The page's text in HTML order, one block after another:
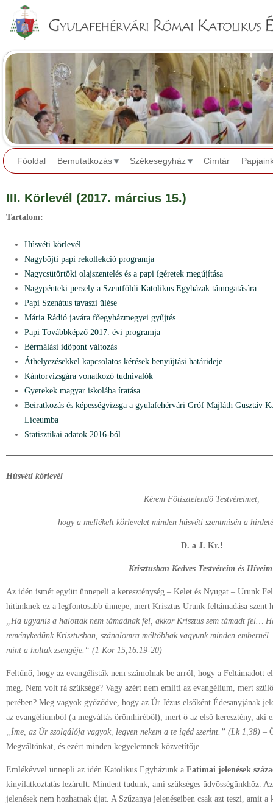
Főoldal Bemutatkozás Székesegyház Címtár
III. Körlevél (2017. március 15.)
Tartalom:
Húsvéti körlevél
Nagyböjti papi rekollekció programja
Nagycsütörtöki olajszentelés és a papi ígéretek megújítása
Nagypénteki persely a Szentföldi Katolikus Egyházak támogatására
Papi Szenátus tavaszi ülése
Mária Rádió javára főegyházmegyei gyűjtés
Papi Továbbképző 2017. évi programja
Bérmálási időpont változás
Áthelyezésekkel kapcsolatos kérések benyújtási határideje
Kántorvizsgára vonatkozó tudnivalók
Gyerekek magyar iskolába íratása
Beiratkozás és képességvizsga a gyulafehérvári Gróf Majláth Gusztáv
Líceumba
Statisztikai adatok 2016-ból
Húsvéti körlevél
Kérem Főtisztelendő Testvéreimet,
hogy a mellékelt körlevelet minden húsvéti szentmisén a
D. a J. Kr.!
Krisztusban Kedves Testvéreim és
Az idén ismét együtt ünnepeli a kereszténység – Kelet és Nyugat – Urunk
hitünknek ez a legfontosabb ünnepe, mert Krisztus Urunk feltámadása szent
„Ha ugyanis a halottak nem támadnak fel, akkor Krisztus sem támadt fel…
reménykedünk Krisztusban, szánalomra méltóbbak vagyunk minden
mint a holtak zsengéje.“ (1 Kor 15,16.19-20)
Feltűnő, hogy az evangélisták nem számolnak be arról, hogy a Feltámadott
meg. Nem volt rá szüksége? Vagy azért nem említi az evangélium, mert
perében? Meg vagyok győződve, hogy az Úr Jézus elsőként Édesanyjának
az evangéliumból (a megváltás örömhíréből), mert ő az első keresztény, aki
„Íme, az Úr szolgálója vagyok, legyen nekem a te igéd szerint.” (Lk 1,38) –
Megváltónkat, és ezért minden kegyelemnek közvetítője.
Emlékévvel ünnepli az idén Katolikus Egyházunk a Fatimai jelenések
kinyilatkoztatás lezárult. Mindent tudunk, ami szükséges üdvösségünkhöz.
jelenések nem hozhatnak újat. A Szűzanya jelenéseiben csak azt teszi, amit